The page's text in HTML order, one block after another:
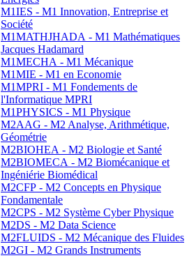
M1IES - M1 Innovation, Entreprise et
Société
M1MATHJHADA - M1 Mathématiques
Jacques Hadamard
M1MECHA - M1 Mécanique
M1MIE - M1 en Economie
M1MPRI - M1 Fondements de
l'Informatique MPRI
M1PHYSICS - M1 Physique
M2AAG - M2 Analyse, Arithmétique,
Géométrie
M2BIOHEA - M2 Biologie et Santé
M2BIOMECA - M2 Biomécanique et
Ingéniérie Biomédical
M2CFP - M2 Concepts en Physique
Fondamentale
M2CPS - M2 Système Cyber Physique
M2DS - M2 Data Science
M2FLUIDS - M2 Mécanique des Fluides
M2GI - M2 Grands Instruments